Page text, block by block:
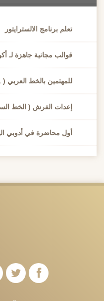
تعلم برنامج الالسترايتور
قوالب مجانية جاهزة لـ
للمهتمين بالخط العربي ( 131 برش illustrator )
إعدات الفرش ( الخط
أول محاضرة في أدوبي